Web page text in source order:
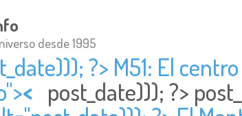
desde 1995
?> M51: El
< post_date))); ?>